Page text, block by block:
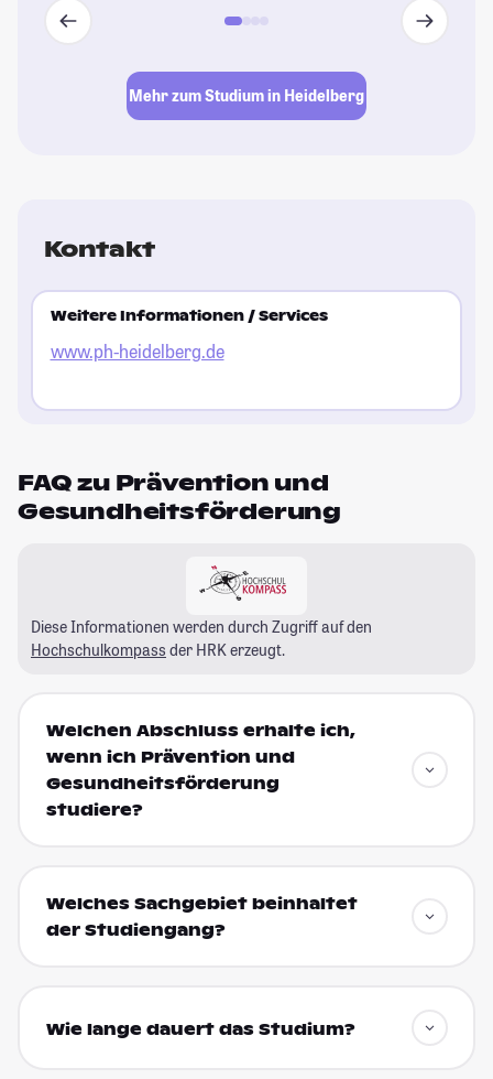
Mehr zum Studium in Heidelberg
Kontakt
Weitere Informationen / Services
www.ph-heidelberg.de
FAQ zu Prävention und
Gesundheitsförderung
Diese Informationen werden durch Zugriff auf den
Hochschulkompass der HRK erzeugt.
Welchen Abschluss erhalte ich,
wenn ich Prävention und
Gesundheitsförderung
studiere?
Welches Sachgebiet beinhaltet
der Studiengang?
Wie lange dauert das Studium?